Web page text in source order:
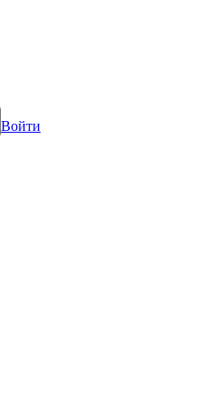
Войти